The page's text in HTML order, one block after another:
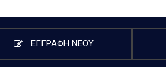
ΕΓΓΡΑΦΗ ΝΕΟΥ